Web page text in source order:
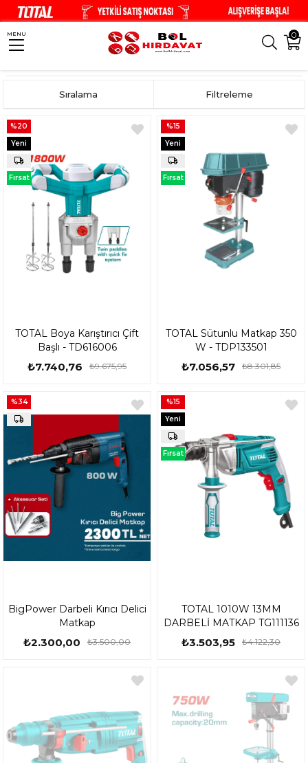
0
MENU
Filtreleme
Sıralama
TOTAL Boya Karıştırıcı Çift
Başlı - TD616006
₺7.740,76 ₺9.675,95
%20
Yeni
Ürün
Fırsat
TOTAL Sütunlu Matkap 350
W - TDP133501
₺7.056,57 ₺8.301,85
%15
Yeni
Ürün
Fırsat
BigPower Darbeli Kırıcı Delici
Matkap
₺2.300,00 ₺3.500,00
%34
TOTAL 1010W 13MM
DARBELİ MATKAP TG111136
₺3.503,95 ₺4.122,30
%15
Yeni
Ürün
Fırsat